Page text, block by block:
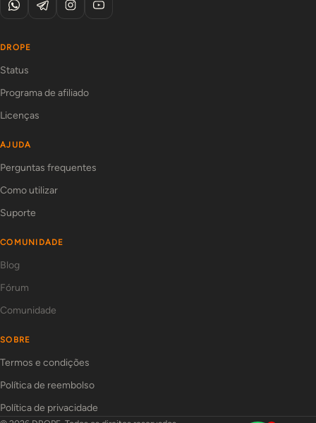
DROPE
Status
Programa de afiliado
Licenças
AJUDA
Perguntas frequentes
Como utilizar
Suporte
COMUNIDADE
Blog
Fórum
Comunidade
SOBRE
Termos e condições
Política de reembolso
Política de privacidade